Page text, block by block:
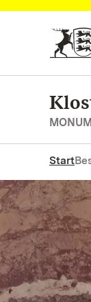
Zum
Start